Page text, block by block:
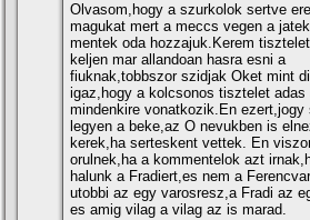
Olvasom,hogy a szurkolok sertve
magukat mert a meccs vegen a
mentek oda hozzajuk.Kerem
keljen mar allandoan hasra esni a
fiuknak,tobbszor szidjak Oket mint
igaz,hogy a kolcsonos tisztelet adas
mindenkire vonatkozik.En ezert,jogy
legyen a beke,az O nevukben is
kerek,ha serteskent vettek. En
orulnek,ha a kommentelok azt
halunk a Fradiert,es nem a
utobbi az egy varosresz,a Fradi az
es amig vilag a vilag az is marad.